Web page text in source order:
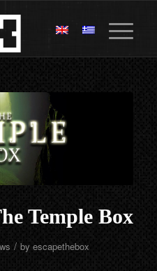
Temple Box
/ byescapethebox